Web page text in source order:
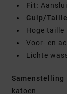
Fit:
Gulp/
Hoge taille
Voor- en
Lichte
Samenstelling
katoen